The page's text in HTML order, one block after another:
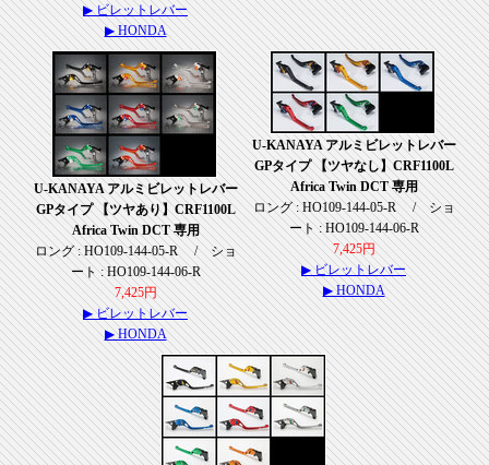
▶ ビレットレバー
▶ HONDA
U-KANAYA アルミビレットレバー
GPタイプ 【ツヤあり】CRF1100L
Africa Twin DCT 専用
ロング : HO109-144-05-R / ショ
ート : HO109-144-06-R
7,425円
▶ ビレットレバー
▶ HONDA
U-KANAYA アルミビレットレバー
GPタイプ 【ツヤなし】CRF1100L
Africa Twin DCT 専用
ロング : HO109-144-05-R / ショ
ート : HO109-144-06-R
7,425円
▶ ビレットレバー
▶ HONDA